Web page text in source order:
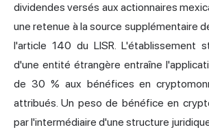
dividendes versés aux actionnaires
une retenue à la source supplémentaire
l'article 140 du LISR. L'établissement
d'une entité étrangère entraîne
de 30 % aux bénéfices en
attribués. Un peso de bénéfice en
par l'intermédiaire d'une structure